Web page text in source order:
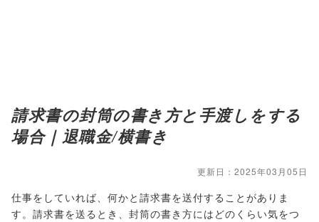
請求書の封筒の書き方と手渡しをする
場合｜退職金/横書き
更新日：2025年03月05日
仕事をしていれば、何かと請求書を送付することがありま
す。請求書を送るとき、封筒の書き方にはどのくらい気をつ